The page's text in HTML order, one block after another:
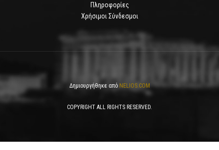
Πληροφορίες
Χρήσιμοι Σύνδεσμοι
Δημιουργήθηκε από NELIOS.COM
COPYRIGHT ALL RIGHTS RESERVED.